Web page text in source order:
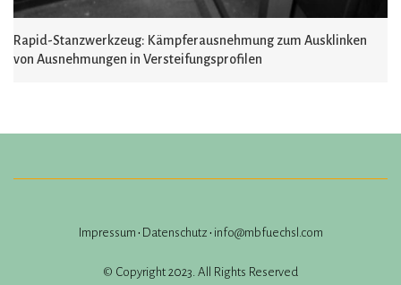
Rapid-Stanzwerkzeug: Kämpferausnehmung zum Ausklinken
von Ausnehmungen in Versteifungsprofilen
Impressum • Datenschutz • info@mbfuechsl.com
© Copyright 2023. All Rights Reserved